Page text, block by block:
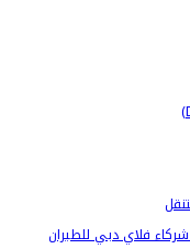
فلاي دبي للطيران